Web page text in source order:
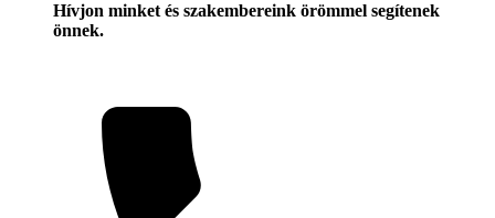
Hívjon minket és szakembereink örömmel segítenek
önnek.